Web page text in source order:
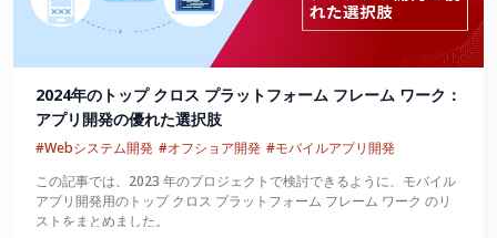
2024年のトップ クロス プラットフォーム フレーム ワーク：
アプリ開発の優れた選択肢
#Webシステム開発 #オフショア開発 #モバイルアプリ開発
この記事では、2023 年のプロジェクトで検討できるように、モバイル
アプリ開発用のトップ クロス プラットフォーム フレーム ワーク のリ
ストをまとめました。